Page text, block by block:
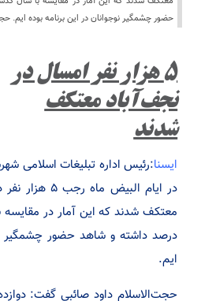
حضور چشمگیر نوجوانان در این برنامه بوده ایم.
۵ هزار نفر امسال در
نجف‌آباد معتکف
شدند
ایسنا:رئیس اداره تبلیغات اسلامی
درصد داشته و شاهد حضور چشمگیر
ایم.
حجت‌الاسلام داود صائبی گفت: